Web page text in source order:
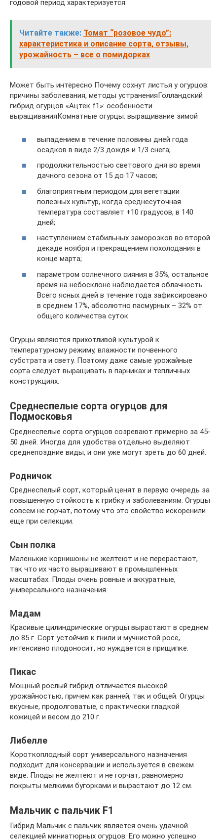
годовой период характеризуется:
Читайте также: Томат “розовое чудо”:
характеристика и описание сорта, отзывы,
урожайность – все о помидорках
Может быть интересно Почему сохнут листья у огурцов:
причины заболевания, методы устраненияГолландский
гибрид огурцов «Ацтек f1»: особенности
выращиванияКомнатные огурцы: выращивание зимой
выпадением в течение половины дней года
осадков в виде 2/3 дождя и 1/3 снега;
продолжительностью светового дня во время
дачного сезона от 15 до 17 часов;
благоприятным периодом для вегетации
полезных культур, когда среднесуточная
температура составляет +10 градусов, в 140
дней;
наступлением стабильных заморозков во второй
декаде ноября и прекращением похолодания в
конце марта;
параметром солнечного сияния в 35%, остальное
время на небосклоне наблюдается облачность.
Всего ясных дней в течение года зафиксировано
в среднем 17%, абсолютно пасмурных – 32% от
общего количества суток.
Огурцы являются прихотливой культурой к
температурному режиму, влажности почвенного
субстрата и свету. Поэтому даже самые урожайные
сорта следует выращивать в парниках и тепличных
конструкциях.
Среднеспелые сорта огурцов для
Подмосковья
Среднеспелые сорта огурцов созревают примерно за 45-
50 дней. Иногда для удобства отдельно выделяют
среднепоздние виды, и они уже могут зреть до 60 дней.
Родничок
Среднеспелый сорт, который ценят в первую очередь за
повышенную стойкость к грибку и заболеваниям. Огурцы
совсем не горчат, потому что это свойство искоренили
еще при селекции.
Сын полка
Маленькие корнишоны не желтеют и не перерастают,
так что их часто выращивают в промышленных
масштабах. Плоды очень ровные и аккуратные,
универсального назначения.
Мадам
Красивые цилиндрические огурцы вырастают в среднем
до 85 г. Сорт устойчив к гнили и мучнистой росе,
интенсивно плодоносит, но нуждается в прищипке.
Пикас
Мощный рослый гибрид отличается высокой
урожайностью, причем как ранней, так и общей. Огурцы
вкусные, продолговатые, с практически гладкой
кожицей и весом до 210 г.
Либелле
Короткоплодный сорт универсального назначения
подходит для консервации и используется в свежем
виде. Плоды не желтеют и не горчат, равномерно
покрыты мелкими бугорками и вырастают до 12 см.
Мальчик с пальчик F1
Гибрид Мальчик с пальчик является очень удачной
селекцией миниатюрных огурцов. Его можно успешно